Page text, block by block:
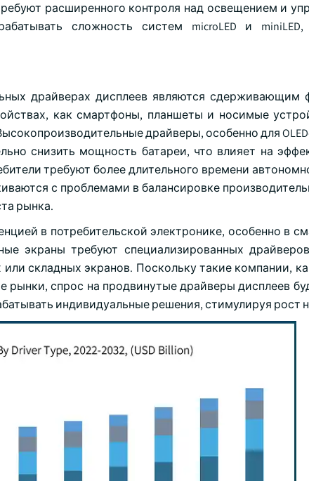
расширенного контроля над освещением и
сложность систем microLED и miniLED,
драйверах дисплеев являются сдерживающим
как смартфоны, планшеты и носимые
драйверы, особенно для
снизить мощность батареи, что влияет на
требуют более длительного времени
с проблемами в балансировке
рынка.
в потребительской электронике, особенно в
экраны требуют специализированных
складных экранов. Поскольку такие компании,
рынки, спрос на продвинутые драйверы дисплеев
индивидуальные решения, стимулируя рост